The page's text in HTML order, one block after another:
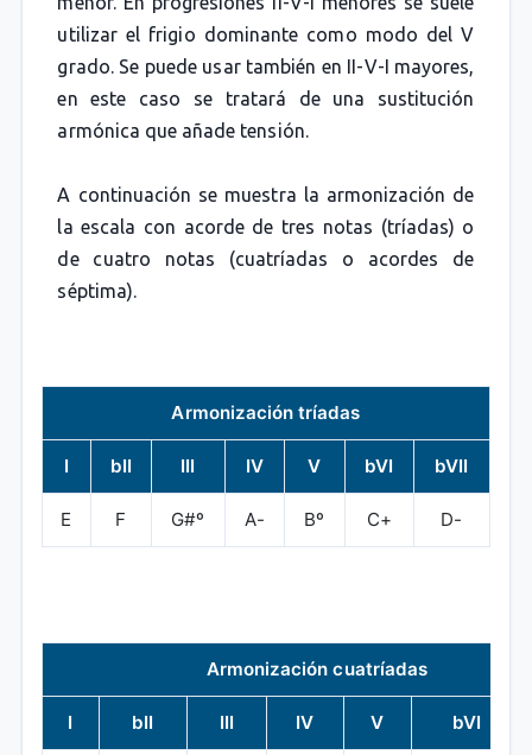
utilizar el frigio dominante como modo del V
grado. Se puede usar también en II-V-I mayores,
en este caso se tratará de una sustitución
armónica que añade tensión.
A continuación se muestra la armonización de
la escala con acorde de tres notas (tríadas) o
de cuatro notas (cuatríadas o acordes de
séptima).
Armonización tríadas
I bII III IV V bVI bVII
E F G#º A- Bº C+ D-
Armonización cuatríadas
I bII III IV V bVI